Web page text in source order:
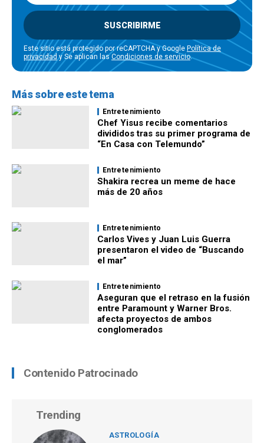
SUSCRIBIRME
Este sitio está protegido por reCAPTCHA y Google Política de
privacidad y Se aplican lasCondiciones de servicio.
Más sobre este tema
Entretenimiento
Chef Yisus recibe comentarios
divididos tras su primer programa de
“En Casa con Telemundo”
Entretenimiento
Shakira recrea un meme de hace
más de 20 años
Entretenimiento
Carlos Vives y Juan Luis Guerra
presentaron el video de “Buscando
el mar”
Entretenimiento
Aseguran que el retraso en la fusión
entre Paramount y Warner Bros.
afecta proyectos de ambos
conglomerados
Contenido Patrocinado
Trending
ASTROLOGÍA